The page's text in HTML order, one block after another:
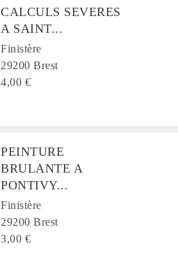
CALCULS SEVERES
A SAINT...
Finistère
29200 Brest
4,00 €
PEINTURE
BRULANTE A
PONTIVY...
Finistère
29200 Brest
3,00 €